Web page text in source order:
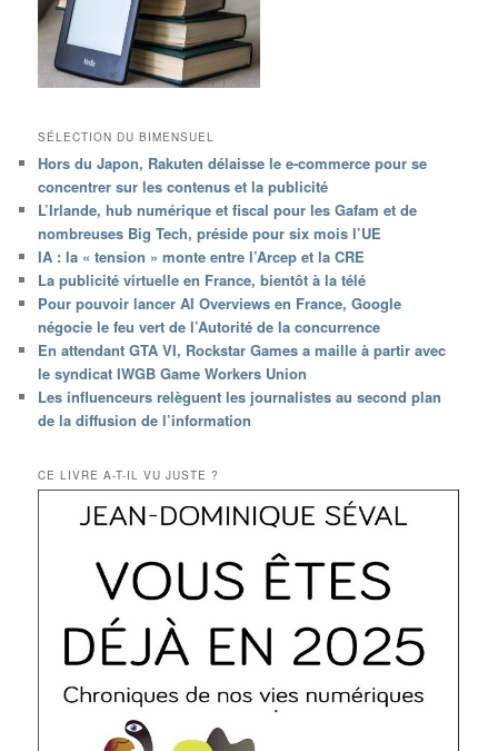
SÉLECTION DU BIMENSUEL
Hors du Japon, Rakuten délaisse le e-commerce pour se
concentrer sur les contenus et la publicité
L’Irlande, hub numérique et fiscal pour les Gafam et de
nombreuses Big Tech, préside pour six mois l’UE
IA : la « tension » monte entre l’Arcep et la CRE
La publicité virtuelle en France, bientôt à la télé
Pour pouvoir lancer AI Overviews en France, Google
négocie le feu vert de l’Autorité de la concurrence
En attendant GTA VI, Rockstar Games a maille à partir avec
le syndicat IWGB Game Workers Union
Les influenceurs relèguent les journalistes au second plan
de la diffusion de l’information
CE LIVRE A-T-IL VU JUSTE ?